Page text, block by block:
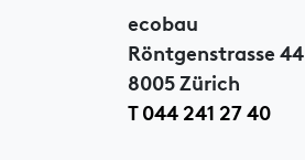
ecobau
Röntgenstrasse 44
8005 Zürich
T 044 241 27 40